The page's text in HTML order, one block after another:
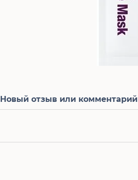
Новый отзыв или комментарий